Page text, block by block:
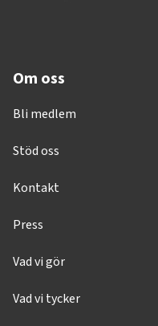
Om oss
Bli medlem
Stöd oss
Kontakt
Press
Vad vi gör
Vad vi tycker